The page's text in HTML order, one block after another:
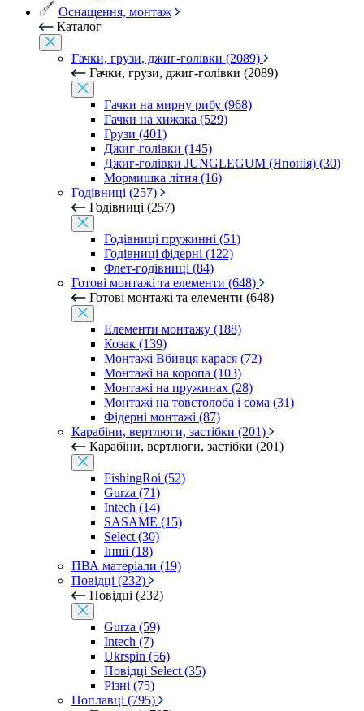
Оснащення, монтаж
Каталог
Гачки, грузи, джиг-голівки (2089)
Гачки, грузи, джиг-голівки (2089)
Гачки на мирну рибу (968)
Гачки на хижака (529)
Грузи (401)
Джиг-голівки (145)
Джиг-голівки JUNGLEGUM (Японія) (30)
Мормишка літня (16)
Годівниці (257)
Годівниці (257)
Годівниці пружинні (51)
Годівниці фідерні (122)
Флет-годівниці (84)
Готові монтажі та елементи (648)
Готові монтажі та елементи (648)
Елементи монтажу (188)
Козак (139)
Монтажі Вбивця карася (72)
Монтажі на коропа (103)
Монтажі на пружинах (28)
Монтажі на товстолоба і сома (31)
Фідерні монтажі (87)
Карабіни, вертлюги, застібки (201)
Карабіни, вертлюги, застібки (201)
FishingRoi (52)
Gurza (71)
Intech (14)
SASAME (15)
Select (30)
Інші (18)
ПВА матеріали (19)
Повідці (232)
Повідці (232)
Gurza (59)
Intech (7)
Ukrspin (56)
Повідці Select (35)
Різні (75)
Поплавці (795)